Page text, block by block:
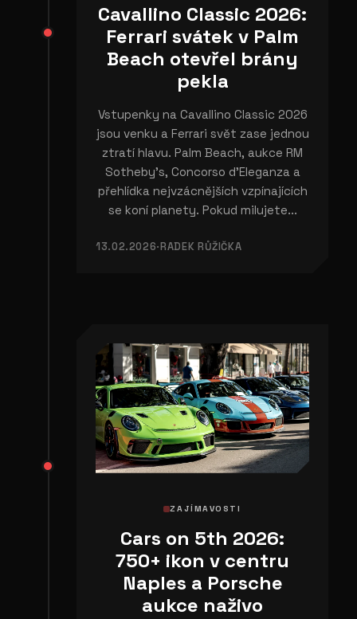
Cavallino Classic 2026:
Ferrari svátek v Palm
Beach otevřel brány
pekla
Vstupenky na Cavallino Classic 2026
jsou venku a Ferrari svět zase jednou
ztratí hlavu. Palm Beach, aukce RM
Sotheby’s, Concorso d’Eleganza a
přehlídka nejvzácnějších vzpínajících
se koní planety. Pokud milujete...
13.02.2026·RADEK RŮŽIČKA
ZAJÍMAVOSTI
Cars on 5th 2026:
750+ ikon v centru
Naples a Porsche
aukce naživo